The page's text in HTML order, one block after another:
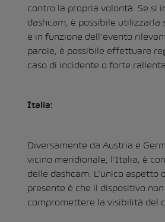
contro la propria volontà. Se si
dashcam, è possibile utilizzarla
e in funzione dell’evento
parole, è possibile effettuare
caso di incidente o forte
Italia:
Diversamente da Austria e
vicino meridionale, l’Italia, è
delle dashcam. L’unico aspetto
presente è che il dispositivo
compromettere la visibilità del